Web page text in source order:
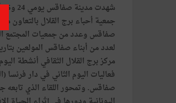
جمعية أحباء برج القلال بالتعاون
صفاقس وعدد من جمعيات المجتمع
لعدد من أبناء صفاقس المولعين
مركز برج القلال الثقافي أنشطة
فعاليات اليوم الثاني في دار
صفاقس. وتمحور اللقاء الذي تابعه